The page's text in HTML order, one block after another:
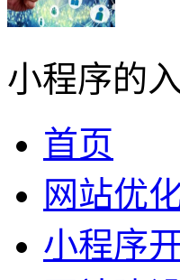
小程序的
首页
网站优
小程序